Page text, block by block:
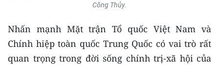
Media Giáo dục
Media Y tế
Công Thủy.
Nhấn mạnh Mặt trận Tổ quốc Việt Nam và
Chính hiệp toàn quốc Trung Quốc có vai trò rất
quan trọng trong đời sống chính trị-xã hội của